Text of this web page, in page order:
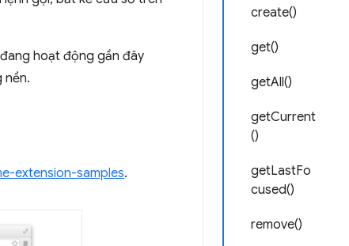
create()
get()
getAll()
getCurrent
()
getLastFo
cused()
remove()
hoạt động gần đây
nền.
extension-samples.